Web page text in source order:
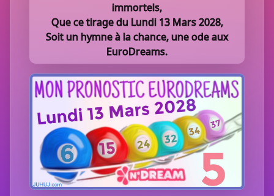
immortels,
Que ce tirage du Lundi 13 Mars 2028,
Soit un hymne à la chance, une ode aux
EuroDreams.